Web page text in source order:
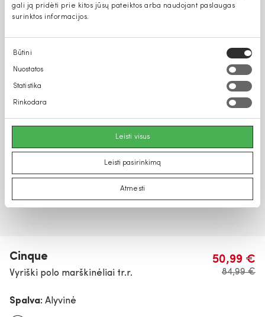
gali ją pridėti prie kitos jūsų pateiktos arba naudojant paslaugas
surinktos informacijos.
Sutikimo
pasirinkimas
Būtini
Nuostatos
Statistika
Rinkodara
Leisti visus
Leisti pasirinkimą
Atmesti
Cinque
Vyriški polo marškinėliai tr.r.
50,99 €
84,99 €
Spalva: Alyvinė